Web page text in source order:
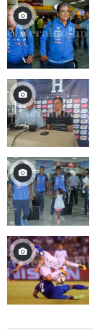
56
seconds